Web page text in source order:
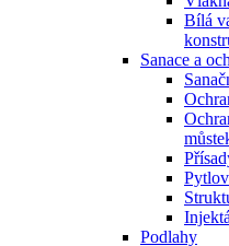
Bílá
Sanace a
Podlahy